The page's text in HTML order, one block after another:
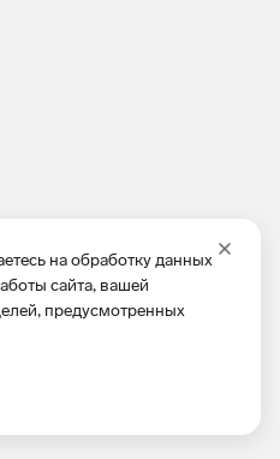
на обработку данных
сайта, вашей
предусмотренных